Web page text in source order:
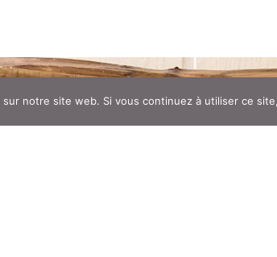
notre site web. Si vous continuez à utiliser ce